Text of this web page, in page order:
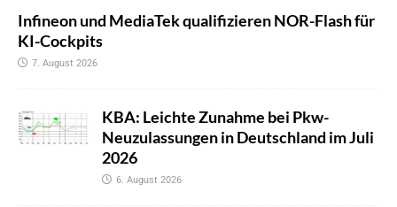
Infineon und MediaTek qualifizieren NOR-Flash für
KI-Cockpits
7. August 2026
KBA: Leichte Zunahme bei Pkw-
Neuzulassungen in Deutschland im Juli
2026
6. August 2026